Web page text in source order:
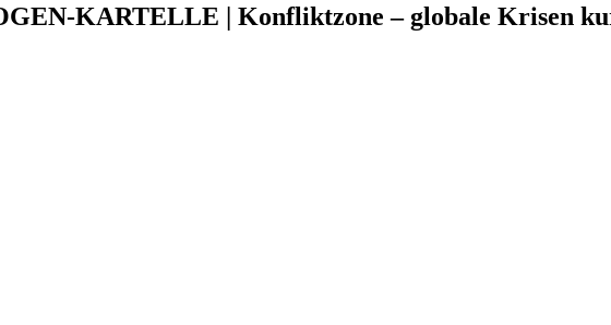
KARTELLE | Konfliktzone – globale Krisen